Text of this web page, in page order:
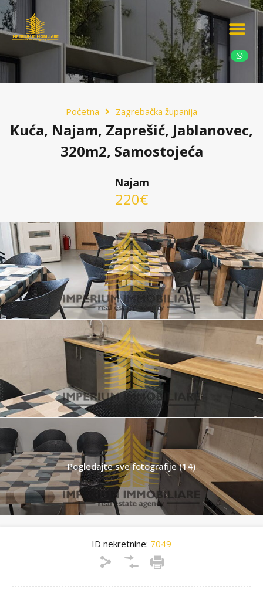
Poćetna Zagrebačka županija
Kuća, Najam, Zaprešić, Jablanovec,
320m2, Samostojeća
Najam
220€
Pogledajte sve fotografije (14)
ID nekretnine: 7049